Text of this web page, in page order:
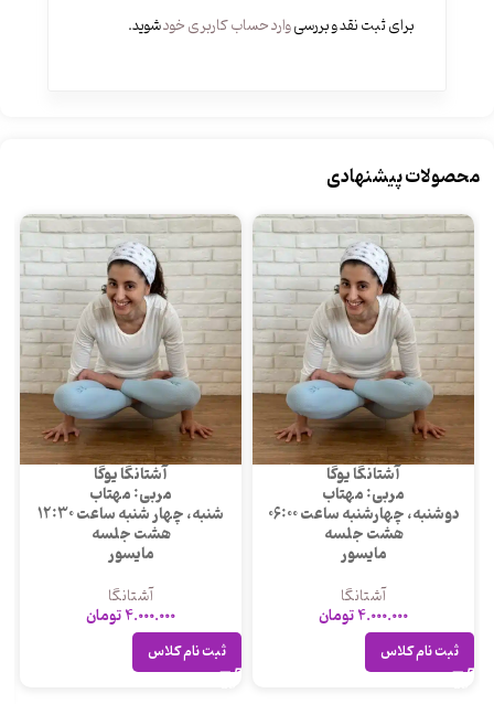
برای ثبت نقد و بررسیوارد حساب کاربری خودشوید.
محصولات پیشنهادی
آشتانگا یوگا
مربی: مهتاب
دوشنبه، چهارشنبه ساعت 06:00
هشت جلسه
مایسور
آشتانگا
4.000.000تومان
ثبت نام کلاس
آشتانگا یوگا
مربی: مهتاب
شنبه، چهار شنبه ساعت 12:30
هشت جلسه
مایسور
آشتانگا
4.000.000تومان
ثبت نام کلاس